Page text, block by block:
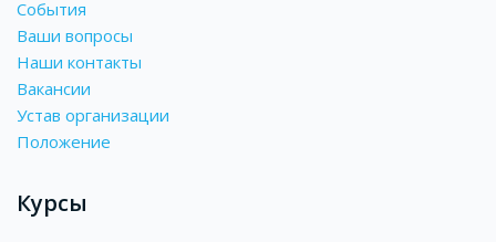
События
Ваши вопросы
Наши контакты
Вакансии
Устав организации
Положение
Курсы